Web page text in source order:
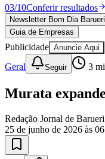
Política
Eleições
Esportes
Saúde
Segurança
Cultura
Obras
Educação
Bairros de Barueri
Selecione sua região
03/10Conferir resultados
Newsletter Bom Dia Barueri
Guia de Empresas
Publicidade Anuncie Aqui
Geral Seguir 3
Murata
Redação Jornal de Barueri
25 de junho de 2026 às